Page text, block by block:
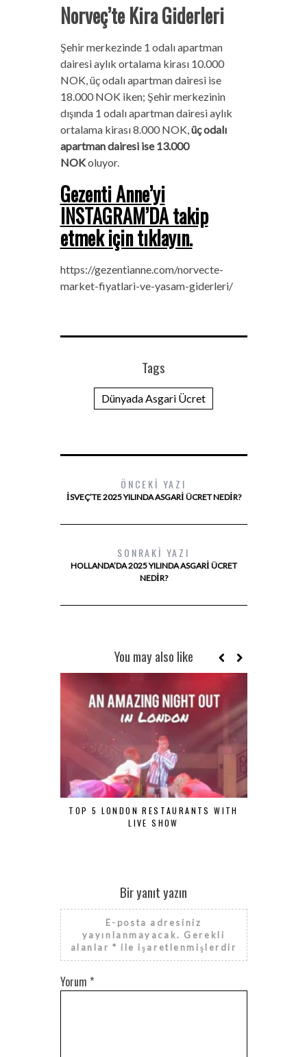
Norveç’teKira Giderleri
Şehir merkezinde 1 odalı apartman
dairesi aylık ortalama kirası 10.000
NOK, üç odalı apartman dairesi ise
18.000 NOK iken; Şehir merkezinin
dışında 1 odalı apartman dairesi aylık
ortalama kirası 8.000 NOK,üç odalı
apartman dairesi ise 13.000
NOKoluyor.
Gezenti Anne’yi
INSTAGRAM’DA takip
etmek için tıklayın.
https://gezentianne.com/norvecte-
market-fiyatlari-ve-yasam-giderleri/
Tags
Dünyada Asgari Ücret
ÖNCEKI YAZI
İSVEÇ’TE 2025 YILINDA ASGARI ÜCRET NEDIR?
SONRAKI YAZI
HOLLANDA’DA 2025 YILINDA ASGARI ÜCRET
NEDIR?
You may also like
TOP 5 LONDON RESTAURANTS WITH
LIVE SHOW
Bir yanıt yazın
E-posta adresiniz
yayınlanmayacak. Gerekli
alanlar* ile işaretlenmişlerdir
Yorum *